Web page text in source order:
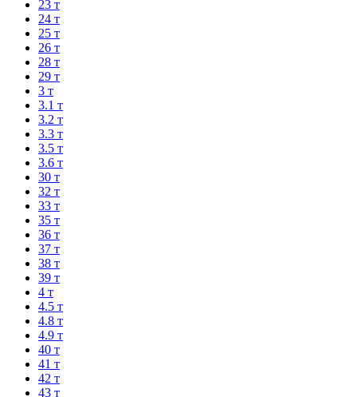
23 т
24 т
25 т
26 т
28 т
29 т
3 т
3.1 т
3.2 т
3.3 т
3.5 т
3.6 т
30 т
32 т
33 т
35 т
36 т
37 т
38 т
39 т
4 т
4.5 т
4.8 т
4.9 т
40 т
41 т
42 т
43 т